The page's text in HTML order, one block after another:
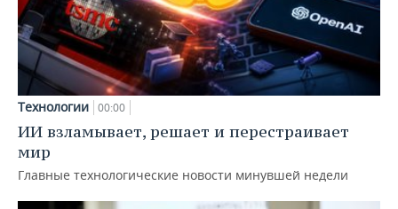
Технологии 00:00
ИИ взламывает, решает и перестраивает
мир
Главные технологические новости минувшей недели